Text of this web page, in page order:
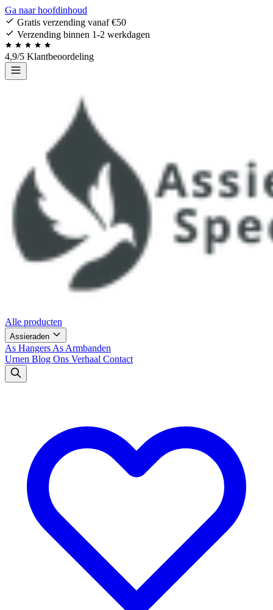
Ga naar hoofdinhoud
Gratis verzending vanaf €50
Verzending binnen 1-2 werkdagen
4,9/5 Klantbeoordeling
Alle producten
Assieraden
As Hangers As Armbanden
Urnen Blog Ons Verhaal Contact